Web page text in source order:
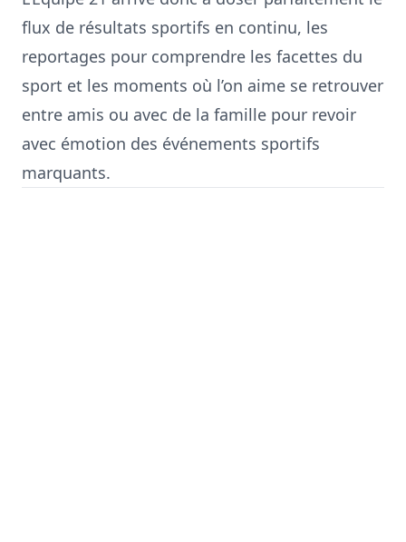
flux de résultats sportifs en continu, les
reportages pour comprendre les facettes du
sport et les moments où l’on aime se retrouver
entre amis ou avec de la famille pour revoir
avec émotion des événements sportifs
marquants.